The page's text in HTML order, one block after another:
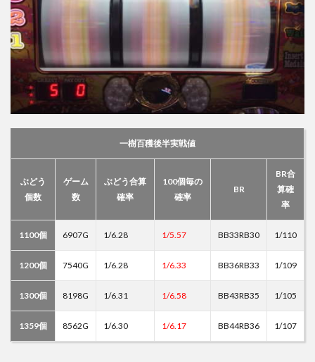
一樹百穫後半実戦値
ぶどう
個数
ゲーム
数
ぶどう合算
確率
100個毎の
確率
BR
BR合
算確
率
1100個 6907G 1/6.28 1/5.57 BB33RB30 1/110
1200個 7540G 1/6.28 1/6.33 BB36RB33 1/109
1300個 8198G 1/6.31 1/6.58 BB43RB35 1/105
1359個 8562G 1/6.30 1/6.17 BB44RB36 1/107